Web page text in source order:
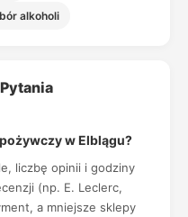
alkoholi
w Elblągu?
liczbę opinii i godziny
(np. E. Leclerc,
a mniejsze sklepy